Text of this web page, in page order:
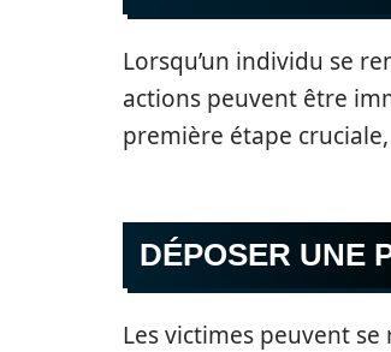
Lorsqu’un individu se
actions peuvent être
première étape
DÉPOSER UNE
Les victimes peuvent